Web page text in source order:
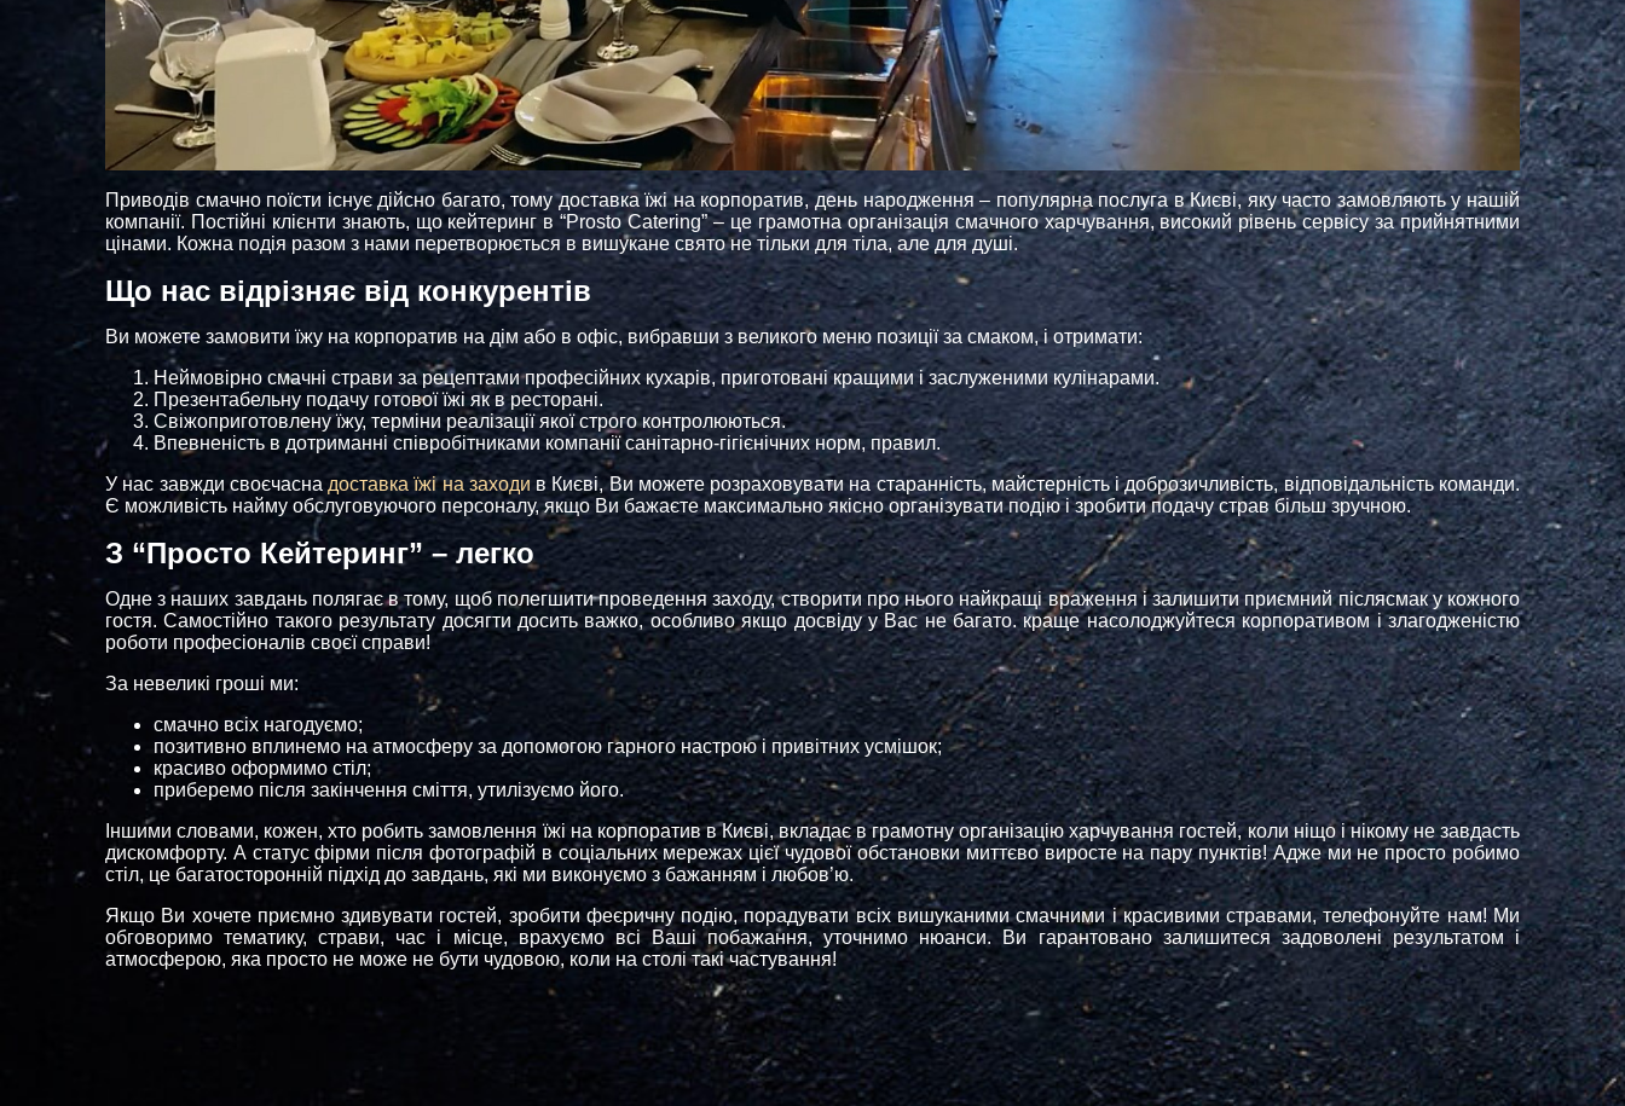
Приводів смачно поїсти існує дійсно багато, тому доставка їжі на корпоратив, день народження – популярна послуга в Києві, яку часто замовляють у нашій
компанії. Постійні клієнти знають, що кейтеринг в “Prosto Catering” – це грамотна організація смачного харчування, високий рівень сервісу за прийнятними
цінами. Кожна подія разом з нами перетворюється в вишукане свято не тільки для тіла, але для душі.
Що нас відрізняє від конкурентів
Ви можете замовити їжу на корпоратив на дім або в офіс, вибравши з великого меню позиції за смаком, і отримати:
Неймовірно смачні страви за рецептами професійних кухарів, приготовані кращими і заслуженими кулінарами.
Презентабельну подачу готової їжі як в ресторані.
Свіжоприготовлену їжу, терміни реалізації якої строго контролюються.
Впевненість в дотриманні співробітниками компанії санітарно-гігієнічних норм, правил.
У нас завжди своєчасна доставка їжі на заходи в Києві, Ви можете розраховувати на старанність, майстерність і доброзичливість, відповідальність команди.
Є можливість найму обслуговуючого персоналу, якщо Ви бажаєте максимально якісно організувати подію і зробити подачу страв більш зручною.
З “Просто Кейтеринг” – легко
Одне з наших завдань полягає в тому, щоб полегшити проведення заходу, створити про нього найкращі враження і залишити приємний післясмак у кожного
гостя. Самостійно такого результату досягти досить важко, особливо якщо досвіду у Вас не багато. краще насолоджуйтеся корпоративом і злагодженістю
роботи професіоналів своєї справи!
За невеликі гроші ми:
смачно всіх нагодуємо;
позитивно вплинемо на атмосферу за допомогою гарного настрою і привітних усмішок;
красиво оформимо стіл;
приберемо після закінчення сміття, утилізуємо його.
Іншими словами, кожен, хто робить замовлення їжі на корпоратив в Києві, вкладає в грамотну організацію харчування гостей, коли ніщо і нікому не завдасть
дискомфорту. А статус фірми після фотографій в соціальних мережах цієї чудової обстановки миттєво виросте на пару пунктів! Адже ми не просто робимо
стіл, це багатосторонній підхід до завдань, які ми виконуємо з бажанням і любов’ю.
Якщо Ви хочете приємно здивувати гостей, зробити феєричну подію, порадувати всіх вишуканими смачними і красивими стравами, телефонуйте нам! Ми
обговоримо тематику, страви, час і місце, врахуємо всі Ваші побажання, уточнимо нюанси. Ви гарантовано залишитеся задоволені результатом і
атмосферою, яка просто не може не бути чудовою, коли на столі такі частування!